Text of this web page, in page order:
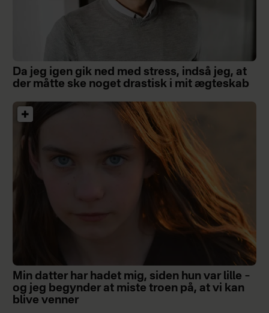
Da jeg igen gik ned med stress, indså jeg, at
der måtte ske noget drastisk i mit ægteskab
Min datter har hadet mig, siden hun var lille –
og jeg begynder at miste troen på, at vi kan
blive venner